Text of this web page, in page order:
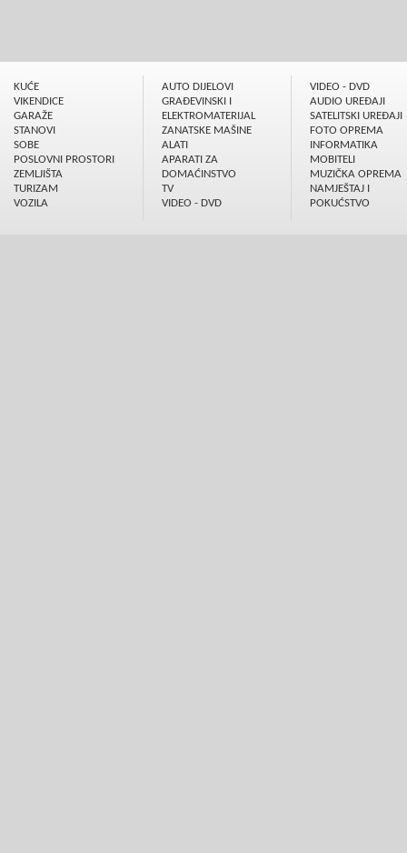
KUĆE
VIKENDICE
GARAŽE
STANOVI
SOBE
POSLOVNI PROSTORI
ZEMLJIŠTA
TURIZAM
VOZILA
AUTO DIJELOVI
GRAÐEVINSKI I
ELEKTROMATERIJAL
ZANATSKE MAŠINE
ALATI
APARATI ZA
DOMAĆINSTVO
TV
VIDEO - DVD
VIDEO - DVD
AUDIO UREÐAJI
SATELITSKI UREÐAJI
FOTO OPREMA
INFORMATIKA
MOBITELI
MUZIČKA OPREMA
NAMJEŠTAJ I
POKUĆSTVO